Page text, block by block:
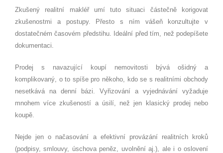
Zkušený realitní makléř umí tuto situaci částečně korigovat
zkušenostmi a postupy. Přesto s ním vášeň konzultujte v
dostatečném časovém předstihu. Ideální před tím, než podepíšete
dokumentaci.
Prodej s navazující koupí nemovitosti bývá ošidný a
komplikovaný, o to spíše pro někoho, kdo se s realitními obchody
nesetkává na denní bázi. Vyřizování a vyjednávání vyžaduje
mnohem více zkušeností a úsilí, než jen klasický prodej nebo
koupě.
Nejde jen o načasování a efektivní provázání realitních kroků
(podpisy, smlouvy, úschova peněz, uvolnění aj.), ale i o oslovení